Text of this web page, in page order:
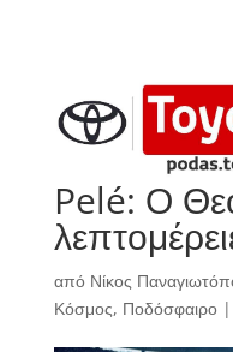
Pelé: Ο
από Νίκος
Κόσμος, Ποδόσφαιρο|